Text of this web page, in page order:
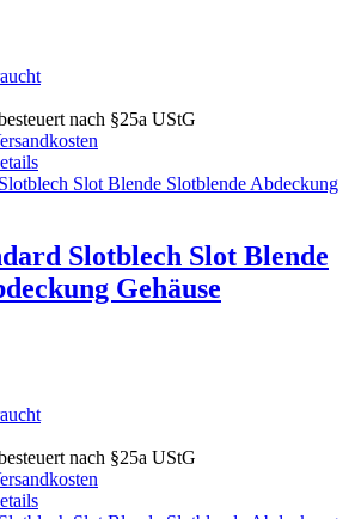
nach §25a UStG
Slotblech Slot Blende
Gehäuse
nach §25a UStG